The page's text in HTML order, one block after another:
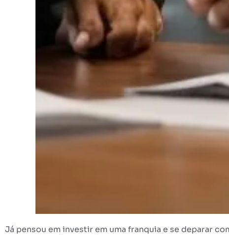
Já pensou em investir em uma franquia e se deparar